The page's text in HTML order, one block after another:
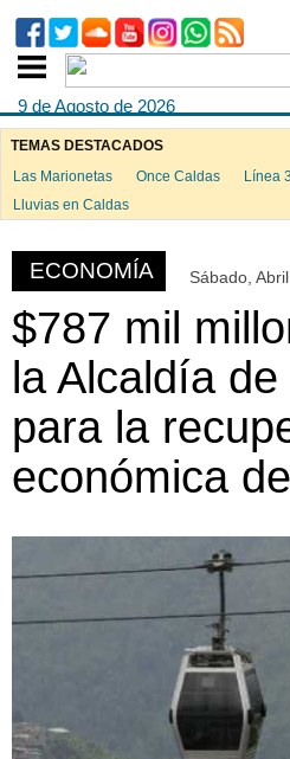
9 de Agosto de 2026
TEMAS DESTACADOS
Las Marionetas
Once Caldas Línea
Lluvias en Caldas
ECONOMÍA Sábado,
$787 mil
la Alcaldía
para la
económica